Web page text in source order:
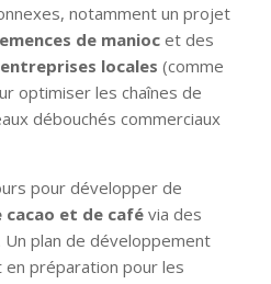
notamment un projet
de manioc et des
locales (comme
optimiser les chaînes de
débouchés commerciaux
pour développer de
cacao et de café via des
plan de développement
préparation pour les